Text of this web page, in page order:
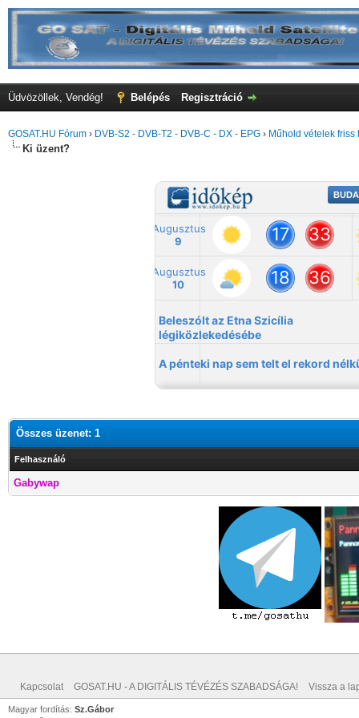
Üdvözöllek, Vendég! Belépés Regisztráció
GOSAT.HU Fórum › DVB-S2 - DVB-T2 - DVB-C - DX - EPG › Műhold vételek friss
Ki üzent?
Összes üzenet: 1
Felhasználó
Gabywap
Kapcsolat GOSAT.HU - A DIGITÁLIS TÉVÉZÉS SZABADSÁGA! Vissza a
Magyar fordítás: Sz.Gábor